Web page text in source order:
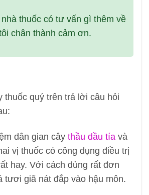
thuốc có tư vấn gì thêm về
chân thành cảm ơn.
thuốc quý trên trả lời câu hỏi
dân gian cây thầu dầu tíavà
vị thuốc có công dụng điều trị
hay. Với cách dùng rất đơn
tươi giã nát đắp vào hậu môn.